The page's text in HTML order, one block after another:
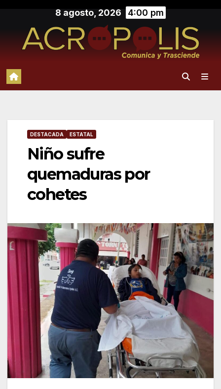
contenido
8 agosto, 2026 4:00 pm
DESTACADA ESTATAL
Niño sufre
quemaduras por
cohetes